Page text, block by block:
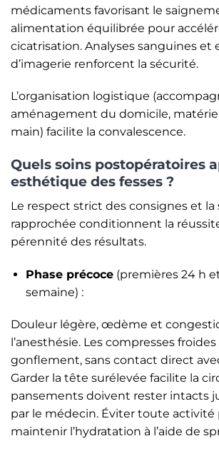
médicaments favorisant le
alimentation équilibrée pour
cicatrisation. Analyses sanguines et
d’imagerie renforcent la sécurité.
L’organisation logistique
aménagement du domicile,
main) facilite la convalescence.
Quels soins postopératoires
esthétique des fesses ?
Le respect strict des consignes et la
rapprochée conditionnent la
pérennité des résultats.
Phase précoce(premières 24 h
semaine) :
Douleur légère, œdème et
l’anesthésie. Les compresses
gonflement, sans contact direct
Garder la tête surélevée facilite la
pansements doivent rester intacts
par le médecin. Éviter toute activité
maintenir l’hydratation à l’aide de